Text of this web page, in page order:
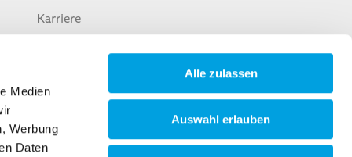
Medien
Werbung
Daten
Alle zulassen
Auswahl erlauben
Karriere